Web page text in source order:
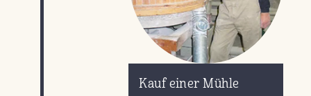
Kauf einer Mühle